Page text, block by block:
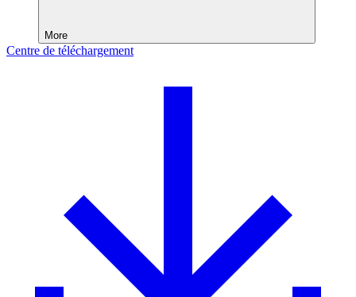
More
Centre de téléchargement